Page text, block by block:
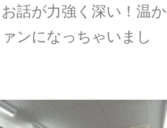
話が力強く深い！温か
ンになっちゃいまし